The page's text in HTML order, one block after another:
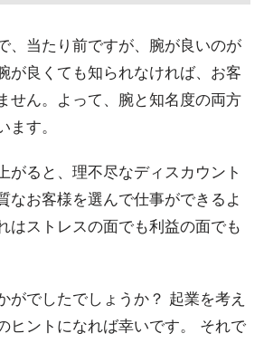
、当たり前ですが、腕が良いのが
が良くても知られなければ、お客
せん。よって、腕と知名度の両方
ます。
がると、理不尽なディスカウント
なお客様を選んで仕事ができるよ
はストレスの面でも利益の面でも
がでしたでしょうか？ 起業を考え
ヒントになれば幸いです。 それで